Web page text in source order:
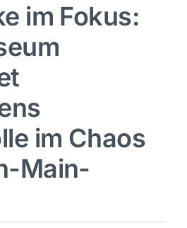
im Fokus:
im Chaos
Main-